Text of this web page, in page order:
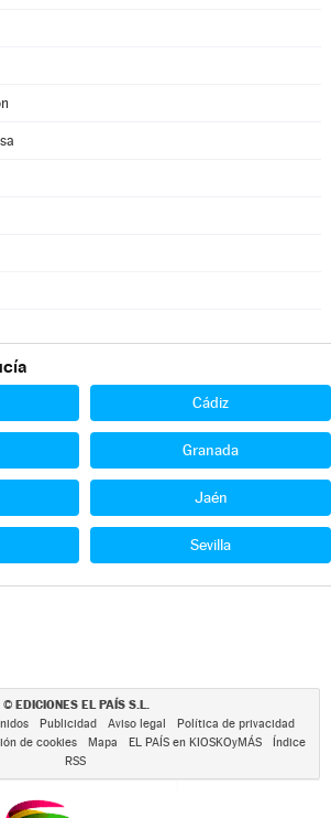
Cádiz
Granada
Jaén
Sevilla
© EDICIONES EL PAÍS S.L.
Publicidad Aviso legal
Política de privacidad
de cookies Mapa EL PAÍS en KIOSKOyMÁS
Índice
RSS